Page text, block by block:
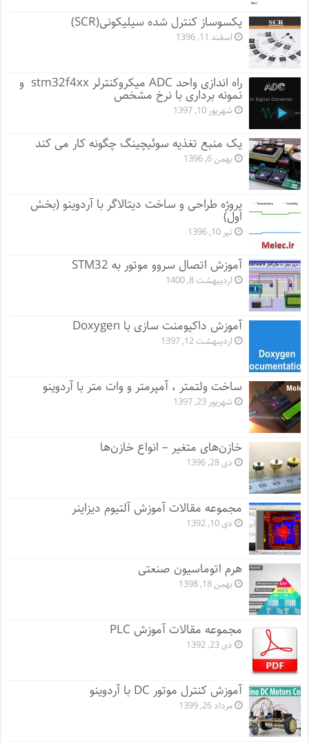
یکسوساز کنترل شده سیلیکونی(SCR)
اسفند 11, 1396
راه اندازی واحد ADC میکروکنترلر stm32f4xx و
نمونه برداری با نرخ مشخص
شهریور 10, 1397
یک منبع تغذیه سوئیچینگ چگونه کار می کند
بهمن 6, 1396
پروژه طراحی و ساخت دیتالاگر با آردوینو (بخش
اول)
تیر 10, 1396
آموزش اتصال سروو موتور به STM32
اردیبهشت 8, 1400
آموزش داکیومنت سازی با Doxygen
اردیبهشت 12, 1397
ساخت ولتمتر ، آمپرمتر و وات متر با آردوینو
شهریور 23, 1397
خازن‌های متغیر – انواع خازن‌ها
دی 28, 1396
مجموعه مقالات آموزش آلتیوم دیزاینر
دی 10, 1392
هرم اتوماسیون صنعتی
بهمن 18, 1398
مجموعه مقالات آموزش PLC
دی 23, 1392
آموزش کنترل موتور DC با آردوینو
مرداد 26, 1399